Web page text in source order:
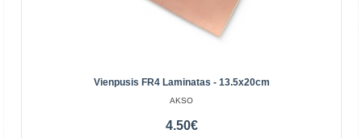
Įdėti į krepšelį
Pridėti prie pageidavimų sąrašo
Vienpusis FR4 Laminatas - 13.5x20cm
AKSO
4.50€